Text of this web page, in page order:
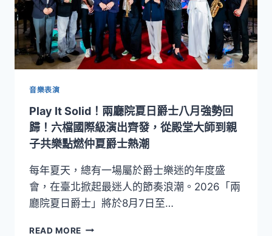
音樂表演
Play It Solid！兩廳院夏日爵士八月強勢回
歸！六檔國際級演出齊發，從殿堂大師到親
子共樂點燃仲夏爵士熱潮
每年夏天，總有一場屬於爵士樂迷的年度盛
會，在臺北掀起最迷人的節奏浪潮。2026「兩
廳院夏日爵士」將於8月7日至…
READ MORE PLAY